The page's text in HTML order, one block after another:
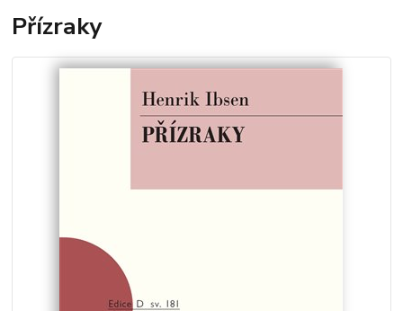
Přízraky